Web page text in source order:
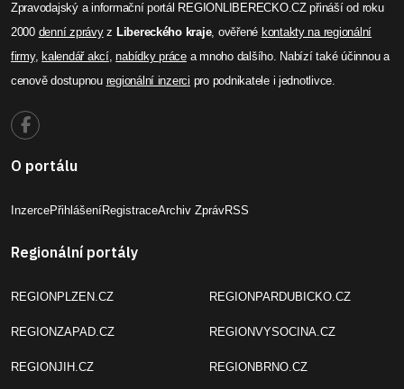
Zpravodajský a informační portál REGIONLIBERECKO.CZ přináší od roku
2000 denní zprávyz Libereckého kraje, ověřené kontakty na regionální
firmy, kalendář akcí,nabídky prácea mnoho dalšího. Nabízí také účinnou a
cenově dostupnou regionální inzerci pro podnikatele i jednotlivce.
O portálu
InzercePřihlášeníRegistraceArchiv ZprávRSS
Regionální portály
REGIONPLZEN.CZ
REGIONZAPAD.CZ
REGIONJIH.CZ
REGIONPARDUBICKO.CZ
REGIONVYSOCINA.CZ
REGIONBRNO.CZ